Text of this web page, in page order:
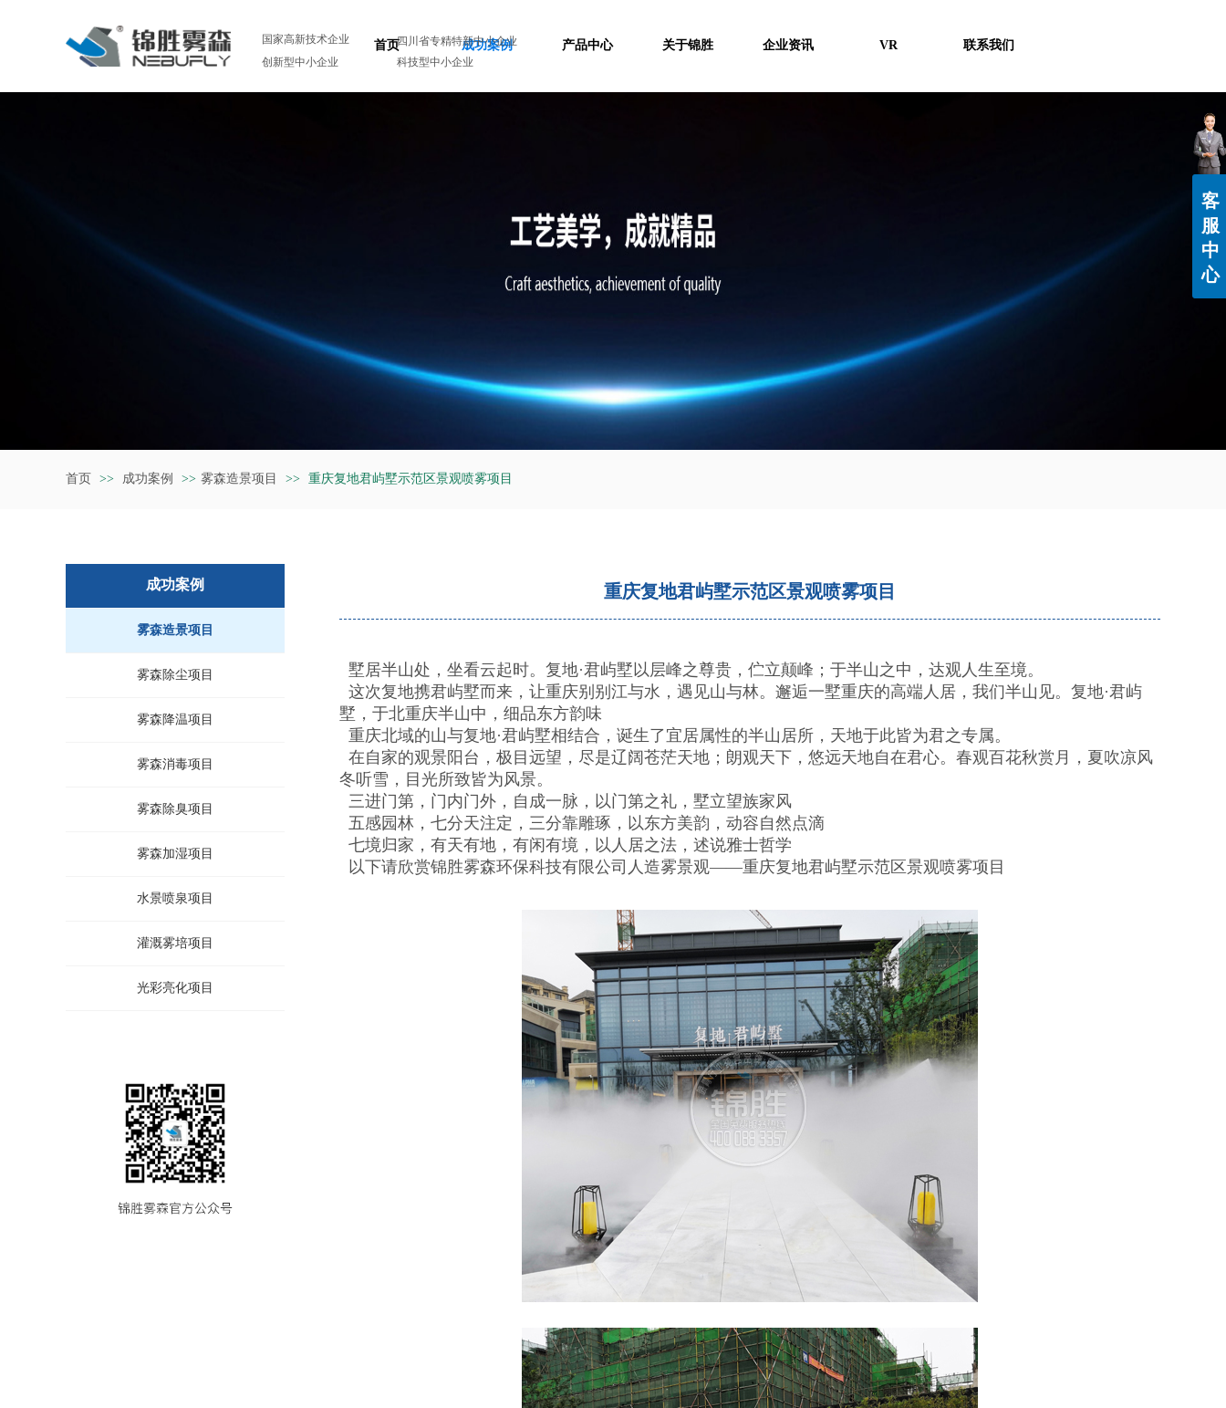
国家高新技术企业
四川省专精特新中小企业
创新型中小企业
科技型中小企业
首页 成功案例 产品中心 关于锦胜 企业资讯 VR 联系我们
首页 >> 成功案例 >> 雾森造景项目 >> 重庆复地君屿墅示范区景观喷雾项目
成功案例
雾森造景项目
雾森除尘项目
雾森降温项目
雾森消毒项目
雾森除臭项目
雾森加湿项目
水景喷泉项目
灌溉雾培项目
光彩亮化项目
重庆复地君屿墅示范区景观喷雾项目
墅居半山处，坐看云起时。复地·君屿墅以层峰之尊贵，伫立颠峰；于半山之中，达观人生至境。
这次复地携君屿墅而来，让重庆别别江与水，遇见山与林。邂逅一墅重庆的高端人居，我们半山见。复地·君屿
墅，于北重庆半山中，细品东方韵味
重庆北域的山与复地·君屿墅相结合，诞生了宜居属性的半山居所，天地于此皆为君之专属。
在自家的观景阳台，极目远望，尽是辽阔苍茫天地；朗观天下，悠远天地自在君心。春观百花秋赏月，夏吹凉风
冬听雪，目光所致皆为风景。
三进门第，门内门外，自成一脉，以门第之礼，墅立望族家风
五感园林，七分天注定，三分靠雕琢，以东方美韵，动容自然点滴
七境归家，有天有地，有闲有境，以人居之法，述说雅士哲学
以下请欣赏锦胜雾森环保科技有限公司人造雾景观——重庆复地君屿墅示范区景观喷雾项目
客
服
中
心